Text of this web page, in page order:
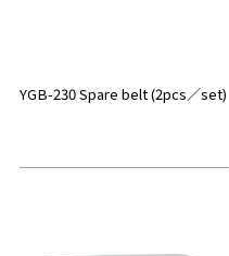
YGB-230 Spare belt (2pcs／set)